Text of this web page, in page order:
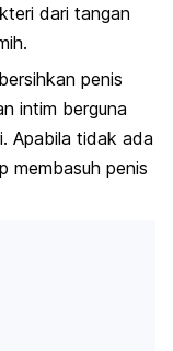
dari tangan
penis
intim berguna
Apabila tidak ada
membasuh penis